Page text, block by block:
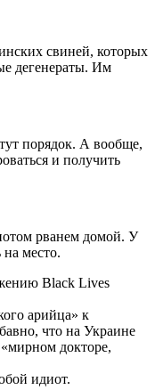
свиней, которых
дегенераты. Им
порядок. А вообще,
и получить
рванем домой. У
место.
Black Lives
арийца» к
что на Украине
докторе,
идиот.